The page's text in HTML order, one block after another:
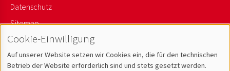
Datenschutz
Sitemap
Newsletter Anmelden
Cookie-Einwilligung
Auf unserer Website setzen wir Cookies ein, die für den technischen
Betrieb der Website erforderlich sind und stets gesetzt werden.